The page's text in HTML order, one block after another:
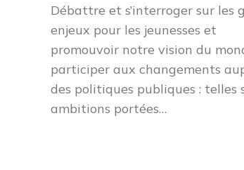
Débattre et s’interroger sur les
enjeux pour les jeunesses et
promouvoir notre vision du
participer aux changements
des politiques publiques : telles
ambitions portées…